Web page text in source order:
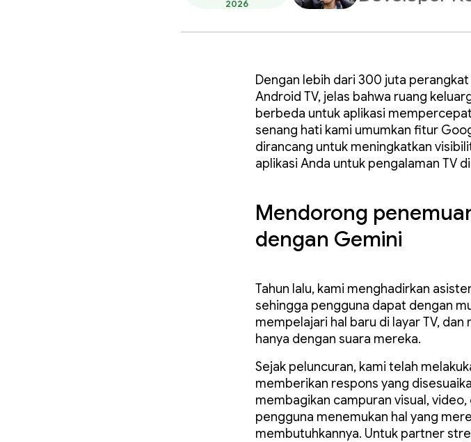
2026
Dengan lebih dari 300 juta
Android TV, jelas bahwa ruang
berbeda untuk aplikasi
senang hati kami umumkan fitur
dirancang untuk meningkatkan
aplikasi Anda untuk pengalaman TV
Mendorong
dengan Gemini
Tahun lalu, kami menghadirkan
sehingga pengguna dapat dengan
mempelajari hal baru di layar TV,
hanya dengan suara mereka.
Sejak peluncuran, kami telah
memberikan respons yang
membagikan campuran visual,
pengguna menemukan hal yang
membutuhkannya. Untuk partner